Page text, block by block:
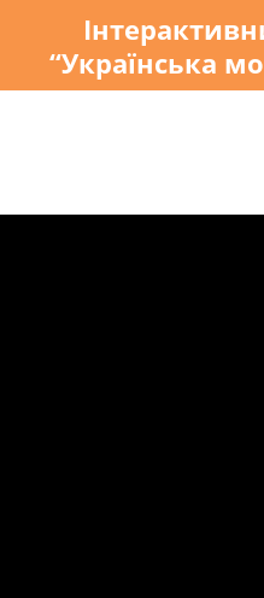
“Українська